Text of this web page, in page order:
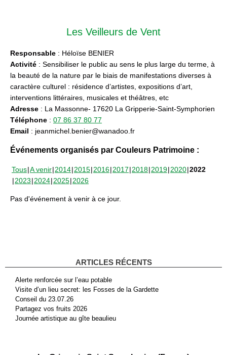
Les Veilleurs de Vent
Responsable : Héloïse BENIER
Activité : Sensibiliser le public au sens le plus large du terme, à
la beauté de la nature par le biais de manifestations diverses à
caractère culturel : résidence d’artistes, expositions d’art,
interventions littéraires, musicales et théâtres, etc
Adresse : La Massonne- 17620 La Gripperie-Saint-Symphorien
Téléphone : 07 86 37 80 77
Email : jeanmichel.benier@wanadoo.fr
Événements organisés par Couleurs Patrimoine :
Tous A venir 2014 2015 2016 2017 2018 2019 2020 2022
2023 2024 2025 2026
Pas d'événement à venir à ce jour.
ARTICLES RÉCENTS
Alerte renforcée sur l’eau potable
Visite d’un lieu secret: les Fosses de la Gardette
Conseil du 23.07.26
Partagez vos fruits 2026
Journée artistique au gîte beaulieu